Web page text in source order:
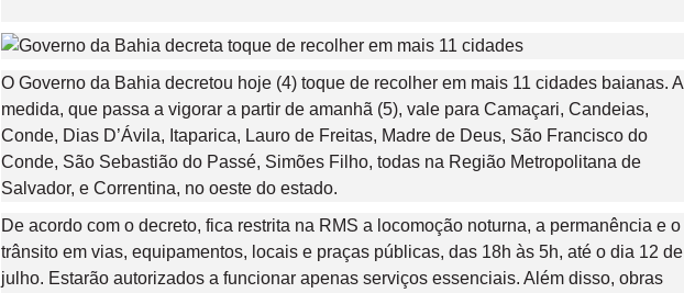
O Governo da Bahia decretou hoje (4) toque de recolher em mais 11 cidades baianas. A
medida, que passa a vigorar a partir de amanhã (5), vale para Camaçari, Candeias,
Conde, Dias D’Ávila, Itaparica, Lauro de Freitas, Madre de Deus, São Francisco do
Conde, São Sebastião do Passé, Simões Filho, todas na Região Metropolitana de
Salvador, e Correntina, no oeste do estado.
De acordo com o decreto, fica restrita na RMS a locomoção noturna, a permanência e o
trânsito em vias, equipamentos, locais e praças públicas, das 18h às 5h, até o dia 12 de
julho. Estarão autorizados a funcionar apenas serviços essenciais. Além disso, obras